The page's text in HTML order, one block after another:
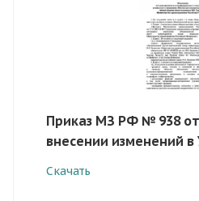
Приказ МЗ РФ № 938 от
внесении изменений в
Скачать